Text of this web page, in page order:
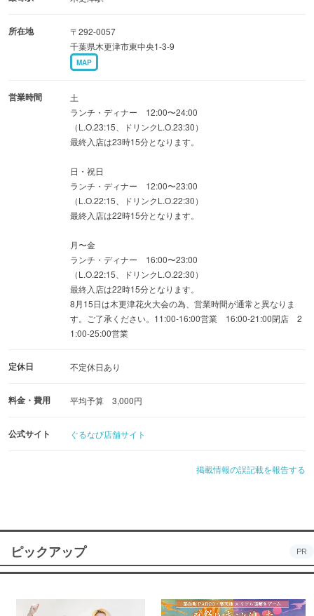
1419円(税込)
【A5黒毛和牛】ミスジ贅沢8秒炙り
口のなかでとろけるジューシーさがあり、優しい味わいを
も持つミスジ！
片面8秒ずつ炙って卵黄つけて召し上がれる★旨味を感じ
られる一品になります！お客様の口に入るまで徹底的にこ
だわりを追及しております！
1419円(税込)
所在地
〒292-0057
千葉県木更津市東中央1-3-9
MAP
営業時間
土
ランチ・ディナー 12:00〜24:00
（L.O.23:15、ドリンクL.O.23:30）
最終入店は23時15分となります。
日・祝日
ランチ・ディナー 12:00〜23:00
（L.O.22:15、ドリンクL.O.22:30）
最終入店は22時15分となります。
月〜金
ランチ・ディナー 16:00〜23:00
（L.O.22:15、ドリンクL.O.22:30）
最終入店は22時15分となります。
8月15日は木更津花火大会の為、営業時間が通常と異なりま
す。ご了承ください。11:00-16:00営業 16:00-21:00閉店 2
1:00-25:00営業
定休日 不定休日あり
料金・費用 平均予算 3,000円
公式サイト ぐるなび店舗サイト
掲載情報の誤記載を報告する
ピックアップ PR